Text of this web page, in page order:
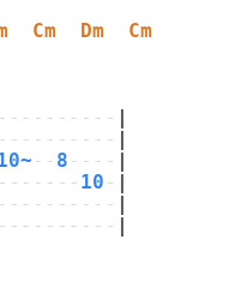
Cm  Dm  Cm
-- 8 ----
10 -